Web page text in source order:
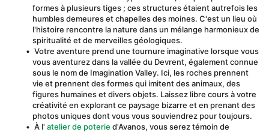
formes à plusieurs tiges ; ces structures étaient autrefois les
humbles demeures et chapelles des moines. C'est un lieu où
l'histoire rencontre la nature dans un mélange harmonieux de
spiritualité et de merveilles géologiques.
Votre aventure prend une tournure imaginative lorsque vous
vous aventurez dans la vallée du Devrent, également connue
sous le nom de Imagination Valley. Ici, les roches prennent
vie et prennent des formes qui imitent des animaux, des
figures humaines et divers objets. Laissez libre cours à votre
créativité en explorant ce paysage bizarre et en prenant des
photos uniques dont vous vous souviendrez pour toujours.
À l' atelier de poterie d'Avanos, vous serez témoin de